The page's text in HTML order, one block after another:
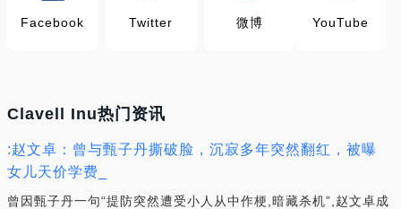
Facebook Twitter 微博 YouTube
Clavell Inu热门资讯
:赵文卓：曾与甄子丹撕破脸，沉寂多年突然翻红，被曝
女儿天价学费_
曾因甄子丹一句“提防突然遭受小人从中作梗,暗藏杀机”,赵文卓成